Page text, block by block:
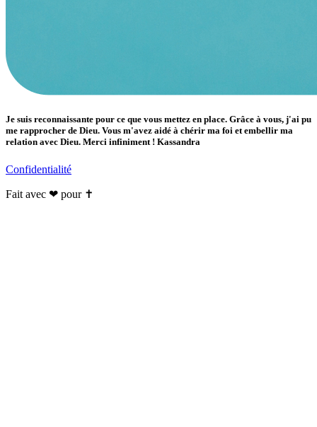
Je suis reconnaissante pour ce que vous mettez en place. Grâce à vous, j'ai pu
me rapprocher de Dieu. Vous m'avez aidé à chérir ma foi et embellir ma
relation avec Dieu. Merci infiniment ! Kassandra
Confidentialité
Fait avec ❤ pour ✝️️